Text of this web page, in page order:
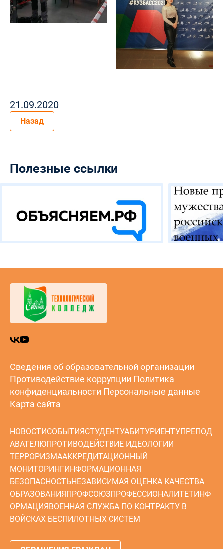
21.09.2020
Назад
Полезные ссылки
Сведения об образовательной организации
Противодействие коррупции Политика
конфиденциальности Персональные данные
Карта сайта
НОВОСТИСОБЫТИЯСТУДЕНТУАБИТУРИЕНТУПРЕПОД
АВАТЕЛЮПРОТИВОДЕЙСТВИЕ ИДЕОЛОГИИ
ТЕРРОРИЗМААККРЕДИТАЦИОННЫЙ
МОНИТОРИНГИНФОРМАЦИОННАЯ
БЕЗОПАСНОСТЬНЕЗАВИСИМАЯ ОЦЕНКА КАЧЕСТВА
ОБРАЗОВАНИЯ ПРОФСОЮЗ ПРОФЕССИОНАЛИТЕТИНФ
ОРМАЦИЯ ВОЕННАЯ СЛУЖБА ПО КОНТРАКТУ В
ВОЙСКАХ БЕСПИЛОТНЫХ СИСТЕМ